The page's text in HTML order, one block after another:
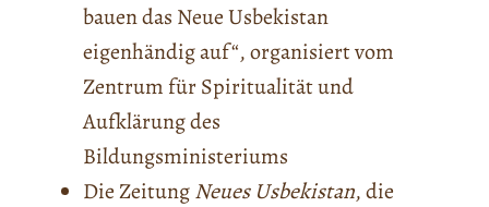
bauen das Neue Usbekistan
eigenhändig auf“, organisiert vom
Zentrum für Spiritualität und
Aufklärung des
Bildungsministeriums
Die ZeitungNeues Usbekistan, die